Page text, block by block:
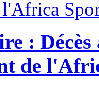
:
de